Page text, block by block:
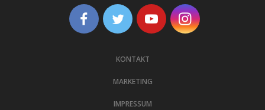
KONTAKT
MARKETING
IMPRESSUM